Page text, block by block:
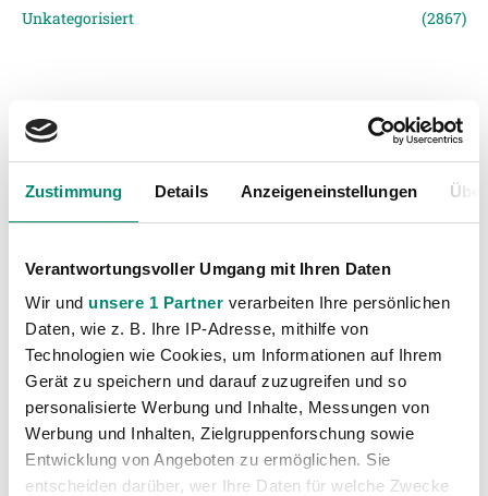
Zustimmung Details Anzeigeneinstellungen
Verantwortungsvoller Umgang mit Ihren Daten
Wir und unsere 1 Partner verarbeiten Ihre persönlichen
Daten, wie z. B. Ihre IP-Adresse, mithilfe von
Technologien wie Cookies, um Informationen auf Ihrem
Gerät zu speichern und darauf zuzugreifen und so
personalisierte Werbung und Inhalte, Messungen von
Werbung und Inhalten, Zielgruppenforschung sowie
Entwicklung von Angeboten zu ermöglichen. Sie
entscheiden darüber, wer Ihre Daten für welche Zwecke
Unkategorisiert
(2867)
VORIGER NEWSEINTRAG NÄCHSTER NEWSEINTRAG
WEITERE NEWS